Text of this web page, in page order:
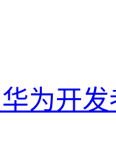
华为开